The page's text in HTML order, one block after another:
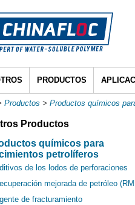
PRODUCTOS
Productos > Productos químicos
Productos
químicos para
petrolíferos
de los lodos de perforaciones
mejorada de petróleo
de fracturamiento